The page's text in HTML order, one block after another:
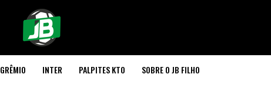
GRÊMIO INTER PALPITES KTO SOBRE O JB FILHO